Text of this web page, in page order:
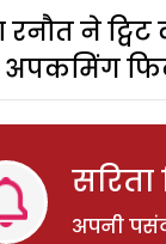
ने ट्विट
अपकमिंग
अपनी